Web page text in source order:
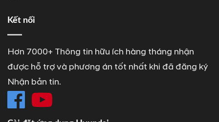
Kết nối
Hơn 7000+ Thông tin hữu ích hàng tháng nhận
được hỗ trợ và phương án tốt nhất khi đã đăng ký
Nhận bản tin.